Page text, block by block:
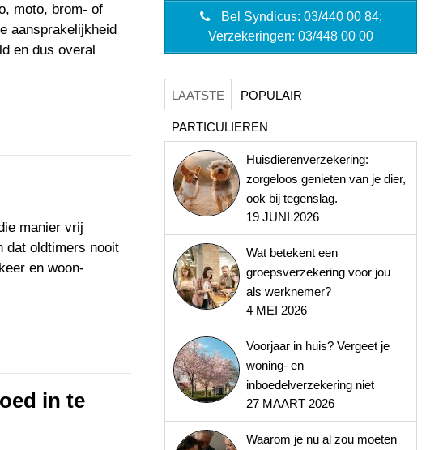
moto, brom- of
aansprakelijkheid
en dus overal
manier vrij
dat oldtimers nooit
en woon-
in te
Bel Syndicus: 03/440 00 84;
Verzekeringen: 03/448 00 00
LAATSTE POPULAIR
PARTICULIEREN
Huisdierenverzekering:
zorgeloos genieten van je dier,
ook bij tegenslag.
19 JUNI 2026
Wat betekent een
groepsverzekering voor jou
als werknemer?
4 MEI 2026
Voorjaar in huis? Vergeet je
woning- en
inboedelverzekering niet
27 MAART 2026
Waarom je nu al zou moeten